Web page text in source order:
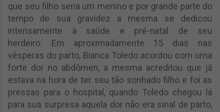
que seu filho seria um menino e por grande parte do
tempo de sua gravidez a mesma se dedicou
intensamente à saúde e pré-natal de seu
herdeiro. Em aproximadamente 15 dias nas
vésperas do parto, Bianca Toledo acordou com uma
forte dor no abdômen, a mesma acreditou que já
estava na hora de ter seu tão sonhado filho e foi as
pressas para o hospital, quando Toledo chegou lá
para sua surpresa aquela dor não era sinal de parto,